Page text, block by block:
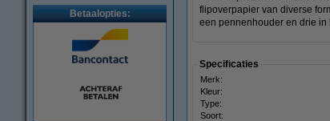
Betaalopties:
flipoverpapier van diverse
een pennenhouder en drie
Specificaties
Merk:
Kleur:
Type:
Soort: